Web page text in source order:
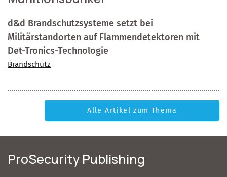
d&d Brandschutzsysteme setzt bei
Militärstandorten auf Flammendetektoren mit
Det-Tronics-Technologie
Brandschutz
Alle Artikel zum Thema
ProSecurity Publishing